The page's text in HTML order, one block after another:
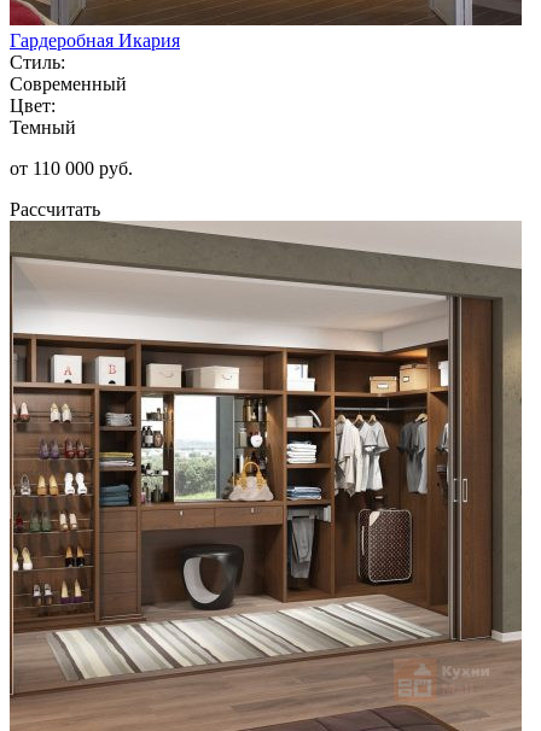
Гардеробная Икария
Стиль:
Современный
Цвет:
Темный
от 110 000 руб.
Рассчитать